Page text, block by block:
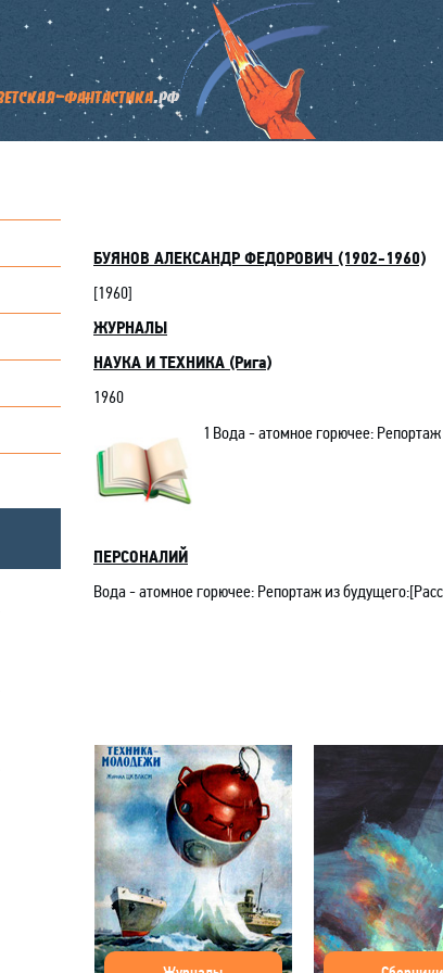
БУЯНОВ АЛЕКСАНДР ФЕДОРОВИЧ (1902-1960)
[1960]
ЖУРНАЛЫ
НАУКА И ТЕХНИКА (Рига)
1960
1 Вода - атомное горючее:
ПЕРСОНАЛИЙ
Вода - атомное горючее: Репортаж из